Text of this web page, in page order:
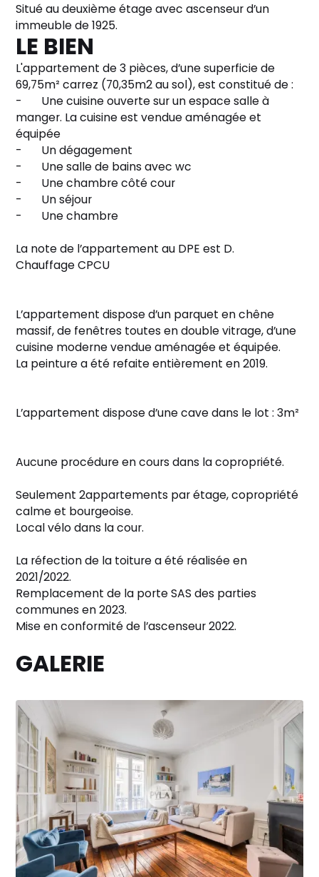
Situé au deuxième étage avec ascenseur d’un
immeuble de 1925.
LE BIEN
L'appartement de 3 pièces, d’une superficie de
69,75m² carrez (70,35m2 au sol), est constitué de :
- Une cuisine ouverte sur un espace salle à
manger. La cuisine est vendue aménagée et
équipée
- Un dégagement
- Une salle de bains avec wc
- Une chambre côté cour
- Un séjour
- Une chambre
La note de l’appartement au DPE est D.
Chauffage CPCU
L’appartement dispose d’un parquet en chêne
massif, de fenêtres toutes en double vitrage, d’une
cuisine moderne vendue aménagée et équipée.
La peinture a été refaite entièrement en 2019.
L’appartement dispose d’une cave dans le lot : 3m²
Aucune procédure en cours dans la copropriété.
Seulement 2appartements par étage, copropriété
calme et bourgeoise.
Local vélo dans la cour.
La réfection de la toiture a été réalisée en
2021/2022.
Remplacement de la porte SAS des parties
communes en 2023.
Mise en conformité de l’ascenseur 2022.
GALERIE